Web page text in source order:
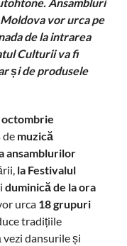
vor urca pe
de la intrarea
Culturii va fi
și de produsele
octombrie
de muzică
ansamblurilor
la Festivalul
duminicăde la ora
urca 18 grupuri
tradițiile
dansurile și